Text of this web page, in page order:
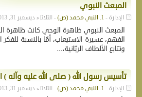
المبعث النبوي
الإدارة -1. النبي محمد (ص) - الثلاثاء ديسمبر 31, 2013
المبعث النبوي ظاهرة الوحي كانت ظاهرة
الفهم، عسيرة الاستيعاب، أمّا بالنسبة
وتتابع الألطاف الربّانية،...
تأسيس رسول الله ( صلى الله عليه وآله )
الإدارة -1. النبي محمد (ص) - الثلاثاء ديسمبر 31, 2013